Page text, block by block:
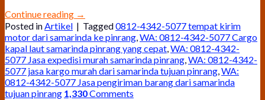
Continue reading →
Posted inArtikel | Tagged0812-4342-5077 tempat kirim
motor dari samarinda ke pinrang,WA: 0812-4342-5077 Cargo
kapal laut samarinda pinrang yang cepat,WA: 0812-4342-
5077 Jasa expedisi murah samarinda pinrang,WA: 0812-4342-
5077 jasa kargo murah dari samarinda tujuan pinrang,WA:
0812-4342-5077 Jasa pengiriman barang dari samarinda
tujuan pinrang 1,330Comments